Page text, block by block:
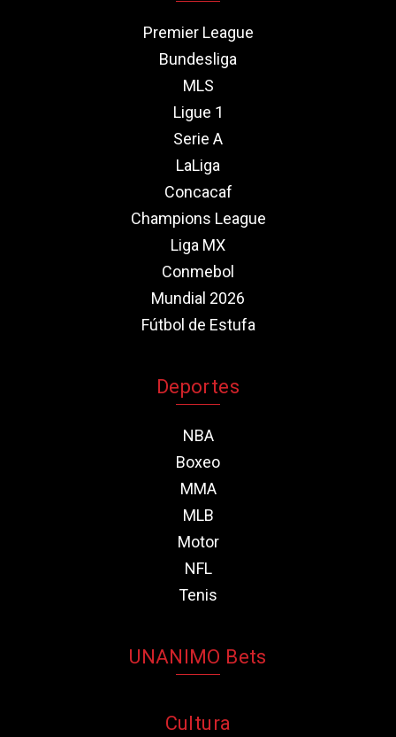
Premier League
Bundesliga
MLS
Ligue 1
Serie A
LaLiga
Concacaf
Champions League
Liga MX
Conmebol
Mundial 2026
Fútbol de Estufa
Deportes
NBA
Boxeo
MMA
MLB
Motor
NFL
Tenis
UNANIMO Bets
Cultura